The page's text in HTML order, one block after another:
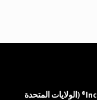
أشابة 625 Inconel® (الولايات المتحدة